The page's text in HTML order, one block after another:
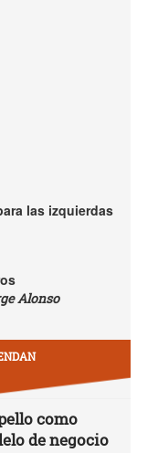
las izquierdas
Alonso
como
de negocio